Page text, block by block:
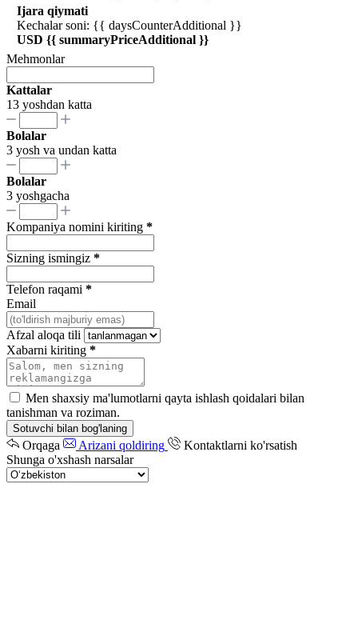
Ijara qiymati
Kechalar soni: {{ daysCounterAdditional }}
USD {{ summaryPriceAdditional }}
Mehmonlar
Kattalar
13 yoshdan katta
Bolalar
3 yosh va undan katta
Bolalar
3 yoshgacha
Kompaniya nomini kiriting *
Sizning ismingiz *
Telefon raqami *
Email
Afzal aloqa tili
Xabarni kiriting *
Men shaxsiy ma'lumotlarni qayta ishlash qoidalari bilan
tanishman va roziman.
Sotuvchi bilan bog'laning
Orqaga Arizani qoldiring
Kontaktlarni ko'rsatish
Shunga o'xshash narsalar